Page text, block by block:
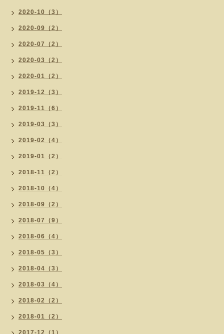
2020-10（3）
2020-09（2）
2020-07（2）
2020-03（2）
2020-01（2）
2019-12（3）
2019-11（6）
2019-03（3）
2019-02（4）
2019-01（2）
2018-11（2）
2018-10（4）
2018-09（2）
2018-07（9）
2018-06（4）
2018-05（3）
2018-04（3）
2018-03（4）
2018-02（2）
2018-01（2）
2017-12（1）